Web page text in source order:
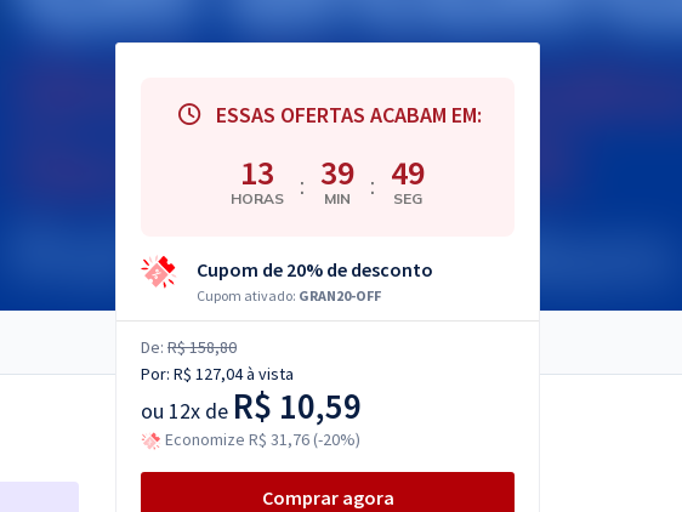
ESSAS OFERTAS ACABAM EM:
13
HORAS : 39
MIN : 48
SEG
Cupom de 20% de desconto
Cupom ativado: GRAN20-OFF
De: R$ 158,80
Por: R$ 127,04à vista
ou 12x de R$ 10,59
Economize R$ 31,76 (-20%)
Comprar agora